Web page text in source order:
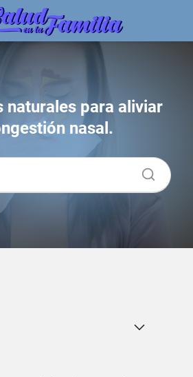
naturales para aliviar
nasal.